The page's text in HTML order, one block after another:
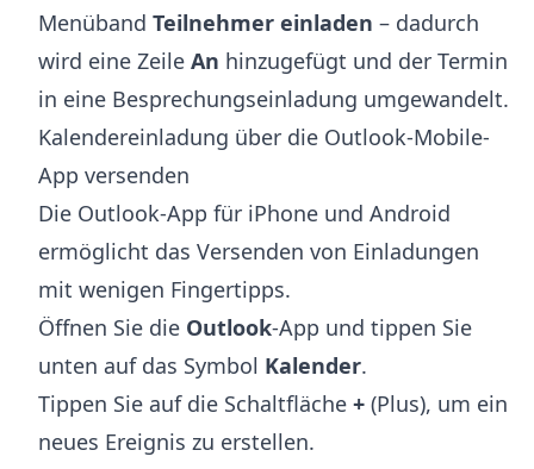
Menüband Teilnehmer einladen – dadurch
wird eine Zeile An hinzugefügt und der Termin
in eine Besprechungseinladung umgewandelt.
Kalendereinladung über die Outlook-Mobile-
App versenden
Die Outlook-App für iPhone und Android
ermöglicht das Versenden von Einladungen
mit wenigen Fingertipps.
Öffnen Sie die Outlook-App und tippen Sie
unten auf das Symbol Kalender.
Tippen Sie auf die Schaltfläche + (Plus), um ein
neues Ereignis zu erstellen.